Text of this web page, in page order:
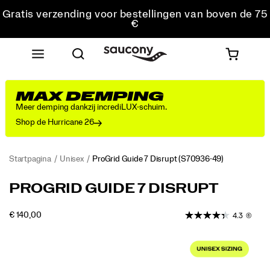
Gratis verzending voor bestellingen van boven de 75
€
Gratis retourzending voor alle bestellingen
Krijg 10% korting op je eerste bestelling
MAX DEMPING
Meer demping dankzij incrediLUX-schuim.
Shop de Hurricane 26
Startpagina Unisex ProGrid Guide 7 Disrupt(S70936-49)
De
7
https://www.saucony.com/BE/nl_BE/progrid-
disrupt/60856U.html
PROGRID GUIDE 7 DISRUPT
€ 140,00OUTOFSTOCK 4.3 (6)